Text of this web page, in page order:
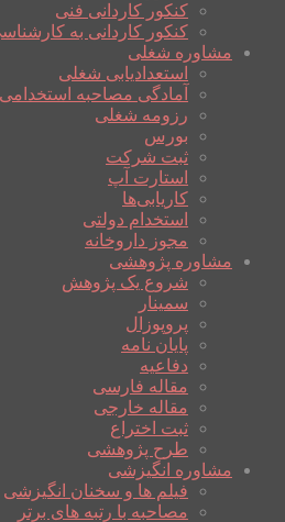
کنکور کاردانی فنی
کنکور کاردانی به
مشاوره شغلی
استعدادیابی شغلی
آمادگی مصاحبه استخدامی
رزومه شغلی
بورس
ثبت شرکت
استارت آپ
کاریابی‌ها
استخدام دولتی
مجوز داروخانه
مشاوره پژوهشی
شروع یک پژوهش
سمینار
پروپوزال
پایان نامه
دفاعیه
مقاله فارسی
مقاله خارجی
ثبت اختراع
طرح پژوهشی
مشاوره انگیزشی
فیلم ها و سخنان انگیزشی
مصاحبه با رتبه های برتر